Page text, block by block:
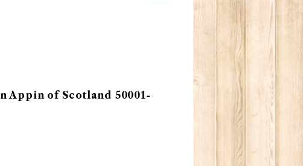
Glen Appin of Scotland 50001-